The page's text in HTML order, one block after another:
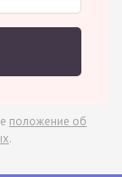
положение об
.